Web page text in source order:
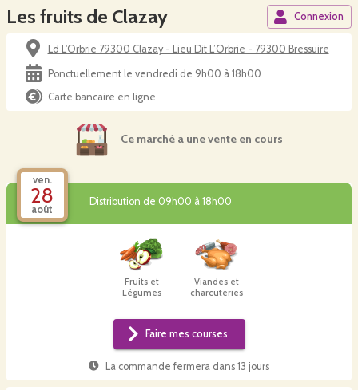
Les fruits de Clazay Connexion
Ld L'Orbrie 79300 Clazay - Lieu Dit L’Orbrie - 79300 Bressuire
Ponctuellement le vendredi de 9h00 à 18h00
Carte bancaire en ligne
Ce marché a une vente en cours
ven.
28
août
Distribution de 09h00 à 18h00
Fruits et
Légumes
Viandes et
charcuteries
Faire mes courses
La commande fermera dans 13 jours